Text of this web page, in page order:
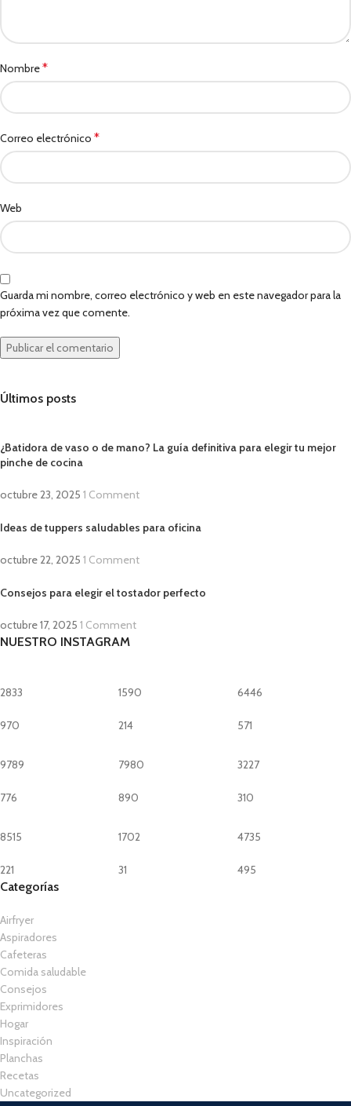
Nombre*
Correo electrónico *
Web
Guarda mi nombre, correo electrónico y web en este navegador para la
próxima vez que comente.
Últimos posts
¿Batidora de vaso o de mano? La guía definitiva para elegir tu mejor
pinche de cocina
octubre 23, 2025 1 Comment
Ideas de tuppers saludables para oficina
octubre 22, 2025 1 Comment
Consejos para elegir el tostador perfecto
octubre 17, 2025 1 Comment
NUESTRO INSTAGRAM
2833
970
1590
214
6446
571
9789
776
7980
890
3227
310
8515
221
1702
31
4735
495
Categorías
Airfryer
Aspiradores
Cafeteras
Comida saludable
Consejos
Exprimidores
Hogar
Inspiración
Planchas
Recetas
Uncategorized